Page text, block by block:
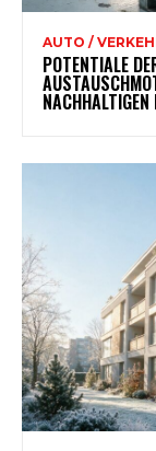
AUTO /
POTENTIALE